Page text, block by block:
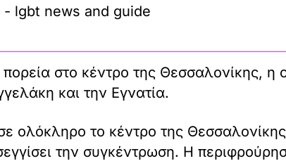
- lgbt news and guide
στο κέντρο της Θεσσαλονίκης,
και την Εγνατία.
ολόκληρο το κέντρο της
την συγκέντρωση. Η